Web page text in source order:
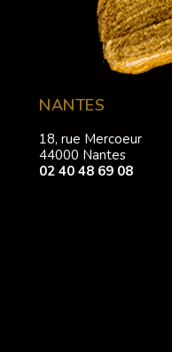
NANTES
18, rue Mercoeur
44000 Nantes
02 40 48 69 08